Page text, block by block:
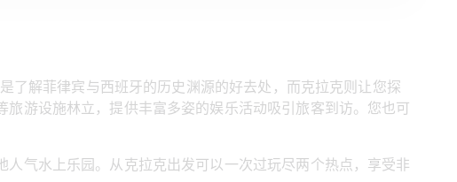
解菲律宾与西班牙的历史渊源的好去处，而克拉克则让您探
游设施林立，提供丰富多姿的娱乐活动吸引旅客到访。您也可
气水上乐园。从克拉克出发可以一次过玩尽两个热点，享受非